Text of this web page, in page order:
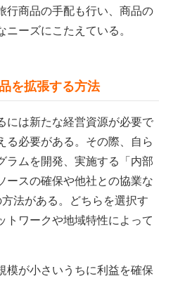
行商品の手配も行い、商品の
ーズにこたえている。
を拡張する方法
には新たな経営資源が必要で
る必要がある。その際、自ら
ラムを開発、実施する「内部
ースの確保や他社との協業な
法がある。どちらを選択す
トワークや地域特性によって
模が小さいうちに利益を確保